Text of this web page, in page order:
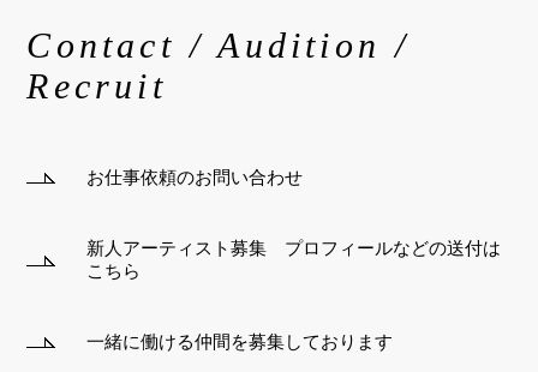
Contact / Audition /
Recruit
お仕事依頼のお問い合わせ
新人アーティスト募集 プロフィールなどの送付は
こちら
一緒に働ける仲間を募集しております